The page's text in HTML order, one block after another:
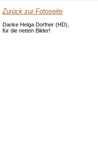
Zurück zur Fotoseite
Danke Helga Dorfner (HD),
für die netten Bilder!